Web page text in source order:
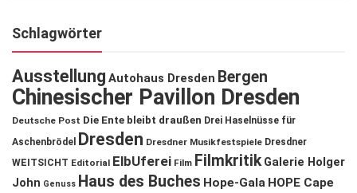
Schlagwörter
Ausstellung Autohaus Dresden Bergen
Chinesischer Pavillon Dresden
Deutsche Post Die Ente bleibt draußen Drei Haselnüsse für
Aschenbrödel
Dresden Dresdner Musikfestspiele Dresdner
WEITSICHT Editorial ElbUferei Film Filmkritik Galerie Holger
John Genuss Haus des Buches Hope-Gala HOPE Cape